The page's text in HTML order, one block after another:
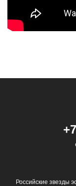
Российские звезды